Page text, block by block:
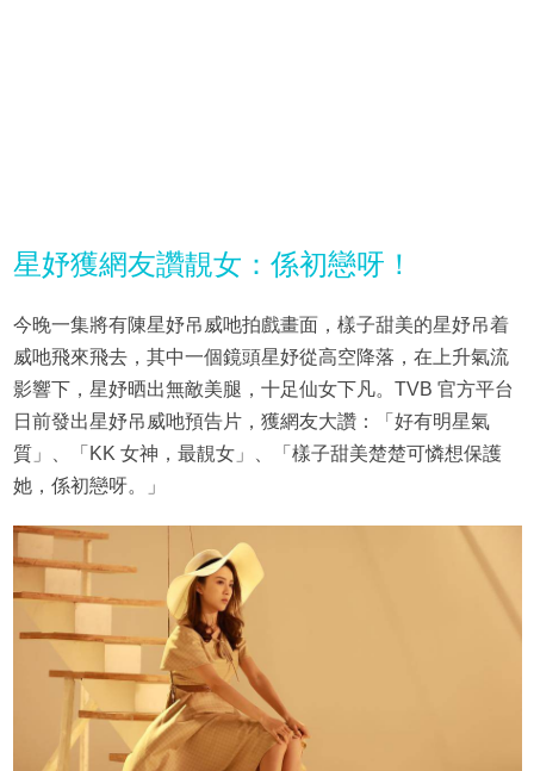
星妤獲網友讚靚女：係初戀呀！
今晚一集將有陳星妤吊威吔拍戲畫面，樣子甜美的星妤吊着
威吔飛來飛去，其中一個鏡頭星妤從高空降落，在上升氣流
影響下，星妤晒出無敵美腿，十足仙女下凡。TVB 官方平台
日前發出星妤吊威吔預告片，獲網友大讚：「好有明星氣
質」、「KK 女神，最靚女」、「樣子甜美楚楚可憐想保護
她，係初戀呀。」